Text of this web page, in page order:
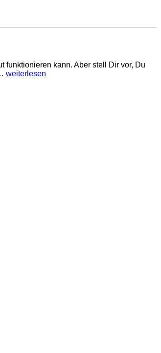
funktionieren kann. Aber stell Dir vor, Du
weiterlesen